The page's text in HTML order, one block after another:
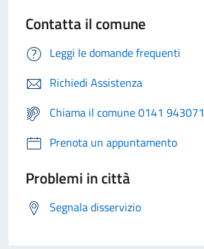
Contatta il comune
Leggi le domande frequenti
Richiedi Assistenza
Chiama il comune 0141 943071
Prenota un appuntamento
Problemi in città
Segnala disservizio